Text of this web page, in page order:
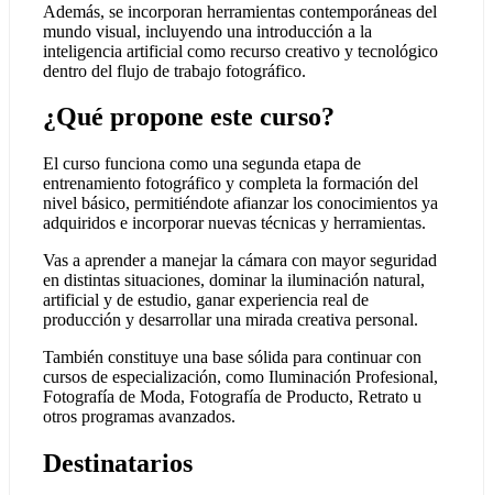
Además, se incorporan herramientas contemporáneas del
mundo visual, incluyendo una introducción a la
inteligencia artificial como recurso creativo y tecnológico
dentro del flujo de trabajo fotográfico.
¿Qué propone este curso?
El curso funciona como una segunda etapa de
entrenamiento fotográfico y completa la formación del
nivel básico, permitiéndote afianzar los conocimientos ya
adquiridos e incorporar nuevas técnicas y herramientas.
Vas a aprender a manejar la cámara con mayor seguridad
en distintas situaciones, dominar la iluminación natural,
artificial y de estudio, ganar experiencia real de
producción y desarrollar una mirada creativa personal.
También constituye una base sólida para continuar con
cursos de especialización, como Iluminación Profesional,
Fotografía de Moda, Fotografía de Producto, Retrato u
otros programas avanzados.
Destinatarios